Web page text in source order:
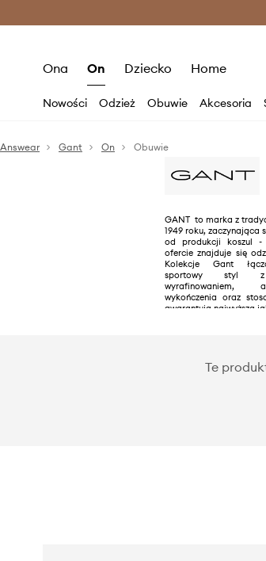
Ona On Dziecko Home
Nowości Odzież Obuwie Akcesoria
Answear Gant On Obuwie
GANT to marka z
1949 roku, zaczynająca
od produkcji koszul
ofercie znajduje się
Kolekcje Gant
sportowy styl z
wyrafinowaniem,
wykończenia oraz
gwarantują najwyższą
Te